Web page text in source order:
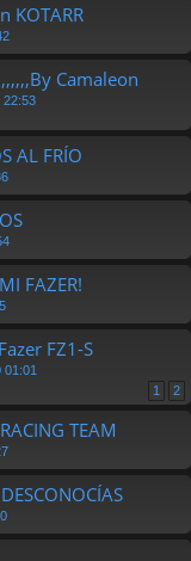
KOTARR
Camaleon
22:53
AL FRÍO
FAZER!
FZ1-S
01:01
1 2
TEAM